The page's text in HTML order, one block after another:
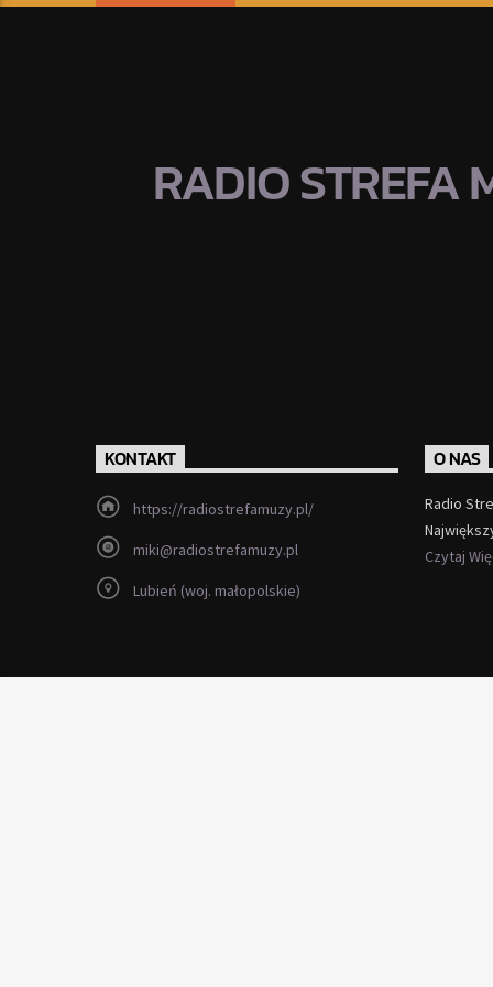
RADIO STREFA
KONTAKT
https://radiostrefamuzy.pl/
miki@radiostrefamuzy.pl
Lubień (woj. małopolskie)
O NAS
Radio
Czytaj